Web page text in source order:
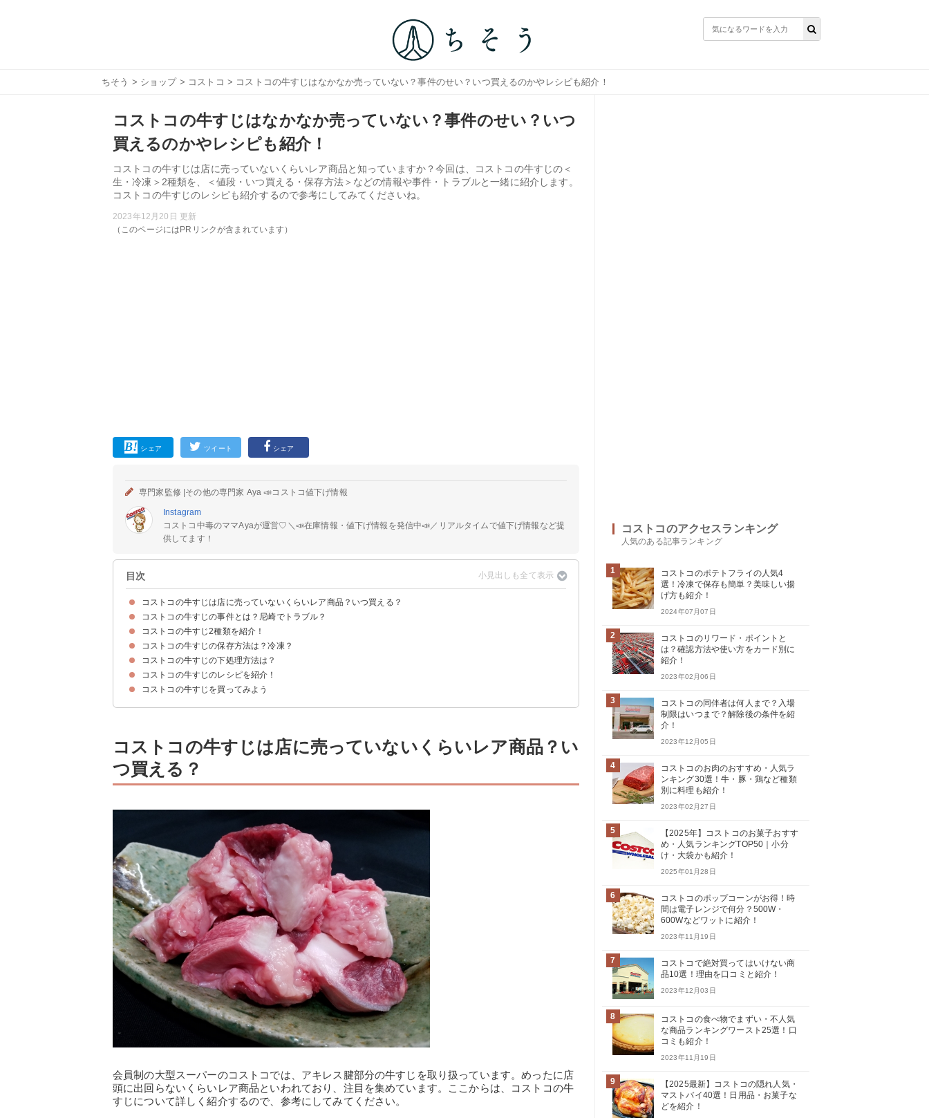
ちそう > ショップ> コストコ > コストコの牛すじはなかなか売っていない？事件のせい？いつ買えるのかやレシピも紹介！
コストコの牛すじはなかなか売っていない？事件のせい？いつ
買えるのかやレシピも紹介！
コストコの牛すじは店に売っていないくらいレア商品と知っていますか？今回は、コストコの牛すじの＜
生・冷凍＞2種類を、＜値段・いつ買える・保存方法＞などの情報や事件・トラブルと一緒に紹介します。
コストコの牛すじのレシピも紹介するので参考にしてみてくださいね。
2023年12月20日 更新
（このページにはPRリンクが含まれています）
シェア ツイート シェア
専門家監修 | その他の専門家 Aya 📣コストコ値下げ情報
Instagram
コストコ中毒のママAyaが運営♡⁡＼📣在庫情報・値下げ情報を発信中📣／リアルタイムで値下げ情報など提
供してます！
目次
コストコの牛すじは店に売っていないくらいレア商品？いつ買える？
コストコの牛すじの値段などの基本情報
コストコの牛すじの売り場・時間帯
コストコの牛すじの事件とは？尼崎でトラブル？
コストコの牛すじは客同士のトラブルで一時販売停止になった
コストコの牛すじ2種類を紹介！
USAチルド牛すじ
USビーフ ボイル牛すじカット
コストコの牛すじの保存方法は？冷凍？
コストコの牛すじは冷凍保存しよう
コストコの牛すじの下処理方法は？
コストコの牛すじはお湯に入れてアクを取ろう
コストコの牛すじのレシピを紹介！
①圧力鍋を使った牛すじのカレー
②牛すじとトマトの洋風煮込み
③体が温まる牛すじ入りおでん
コストコの牛すじを買ってみよう
コストコの牛すじは店に売っていないくらいレア商品？い
つ買える？
会員制の大型スーパーのコストコでは、アキレス腱部分の牛すじを取り扱っています。めったに店
頭に出回らないくらいレア商品といわれており、注目を集めています。ここからは、コストコの牛
すじについて詳しく紹介するので、参考にしてみてください。
コストコのアクセスランキング
人気のある記事ランキング
1
コストコのポテトフライの人気4
選！冷凍で保存も簡単？美味しい揚
げ方も紹介！
2024年07月07日
2
コストコのリワード・ポイントと
は？確認方法や使い方をカード別に
紹介！
2023年02月06日
3
コストコの同伴者は何人まで？入場
制限はいつまで？解除後の条件を紹
介！
2023年12月05日
4
コストコのお肉のおすすめ・人気ラ
ンキング30選！牛・豚・鶏など種類
別に料理も紹介！
2023年02月27日
5
【2025年】コストコのお菓子おすす
め・人気ランキングTOP50｜小分
け・大袋かも紹介！
2025年01月28日
6
コストコのポップコーンがお得！時
間は電子レンジで何分？500W・
600Wなどワットに紹介！
2023年11月19日
7
コストコで絶対買ってはいけない商
品10選！理由を口コミと紹介！
2023年12月03日
8
コストコの食べ物でまずい・不人気
な商品ランキングワースト25選！口
コミも紹介！
2023年11月19日
9
【2025最新】コストコの隠れ人気・
マストバイ40選！日用品・お菓子な
どを紹介！